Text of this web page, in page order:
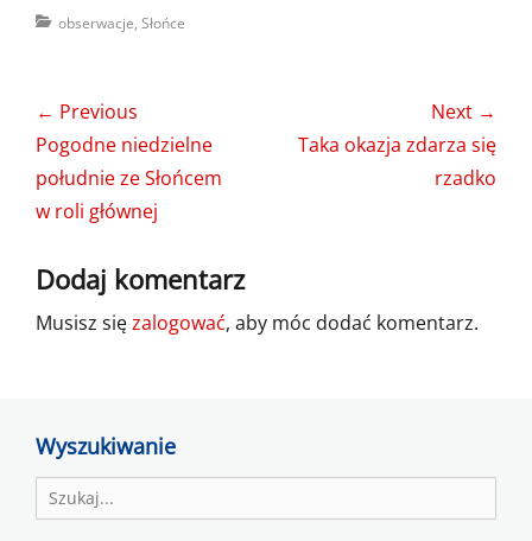
Categories
obserwacje, Słońce
Nawigacja
wpisu
← Previous
Previous
post:
Pogodne niedzielne
południe ze Słońcem
w roli głównej
Next →
NextTaka okazja zdarza się
rzadko
Dodaj komentarz
Musisz sięzalogować, aby móc dodać komentarz.
Wyszukiwanie
Search
for: